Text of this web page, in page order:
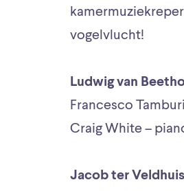
vogelvlucht!
Ludwig van
Francesco
Craig White –
Jacob ter Veldhuis